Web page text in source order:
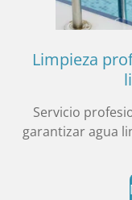
Limpieza
Servicio
garantizar agua